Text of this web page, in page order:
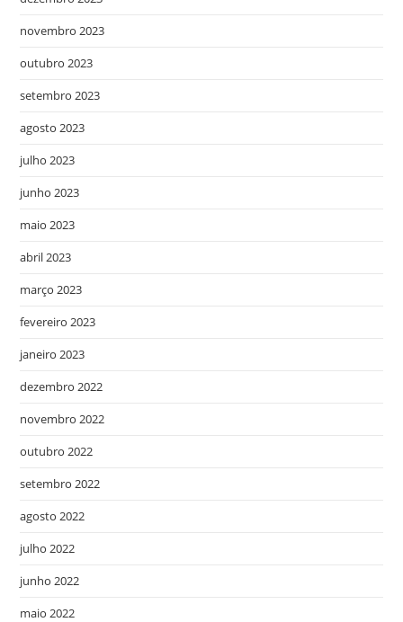
novembro 2023
outubro 2023
setembro 2023
agosto 2023
julho 2023
junho 2023
maio 2023
abril 2023
março 2023
fevereiro 2023
janeiro 2023
dezembro 2022
novembro 2022
outubro 2022
setembro 2022
agosto 2022
julho 2022
junho 2022
maio 2022